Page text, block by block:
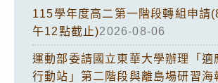
115學年度高二第一階段轉組申請
午12點截止)2026-08-06
運動部委請國立東華大學辦理「適
行動站」第二階段與離島場研習海